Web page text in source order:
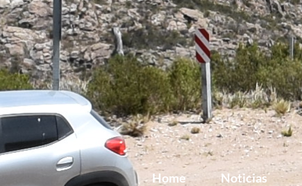
Home Noticias